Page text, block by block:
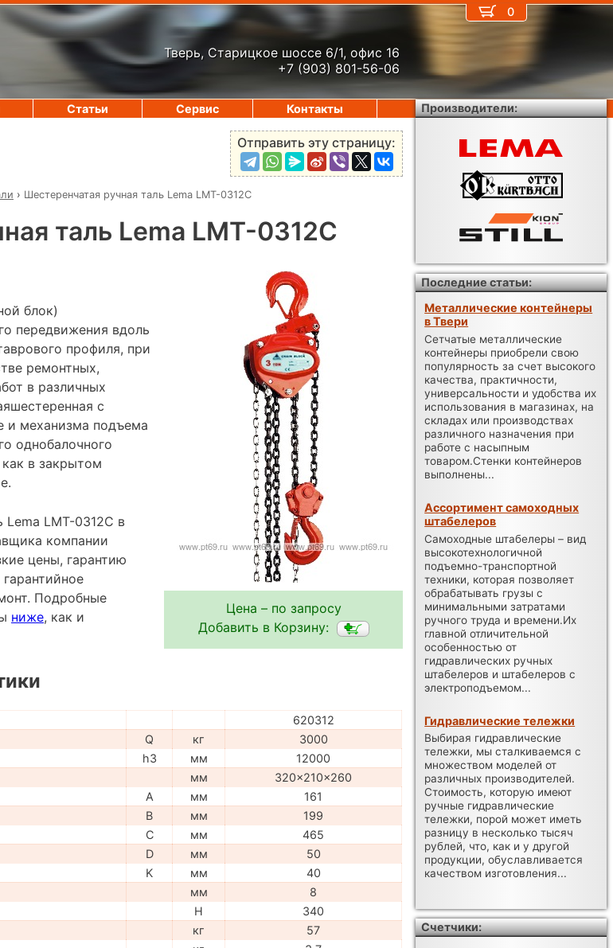
Тверь, Старицкое шоссе 6/1, офис 16
+7 (903) 801-56-06
Отправить эту страницу:
› Шестеренчатая ручная таль Lema LMT-0312C
таль Lema LMT-0312C
Цена – по запросу
Добавить в Корзину:
блок)
передвижения вдоль
профиля, при
ремонтных,
в различных
с
и механизма подъема
однобалочного
в закрытом
Lema LMT-0312C в
компании
цены, гарантию
Подробные
ниже, как и
620312
Q кг
3000
h3 мм
12000
мм
320x210x260
A мм
161
B мм
199
C мм
465
D мм
50
K мм
40
мм
8
H
340
кг
57
0
Статьи Сервис Контакты Производители:
Последние статьи:
Металлические контейнеры
в Твери
Сетчатые металлические
контейнеры приобрели свою
популярность за счет высокого
качества, практичности,
универсальности и удобства их
использования в магазинах, на
складах или производствах
различного назначения при
работе с насыпным
товаром.Стенки контейнеров
выполнены...
Ассортимент самоходных
штабелеров
Самоходные штабелеры – вид
высокотехнологичной
подъемно-транспортной
техники, которая позволяет
обрабатывать грузы с
минимальными затратами
ручного труда и времени.Их
главной отличительной
особенностью от
гидравлических ручных
штабелеров и штабелеров с
электроподъемом...
Гидравлические тележки
Выбирая гидравлические
тележки, мы сталкиваемся с
множеством моделей от
различных производителей.
Стоимость, которую имеют
ручные гидравлические
тележки, порой может иметь
разницу в несколько тысяч
рублей, что, как и у другой
продукции, обуславливается
качеством изготовления...
Счетчики: